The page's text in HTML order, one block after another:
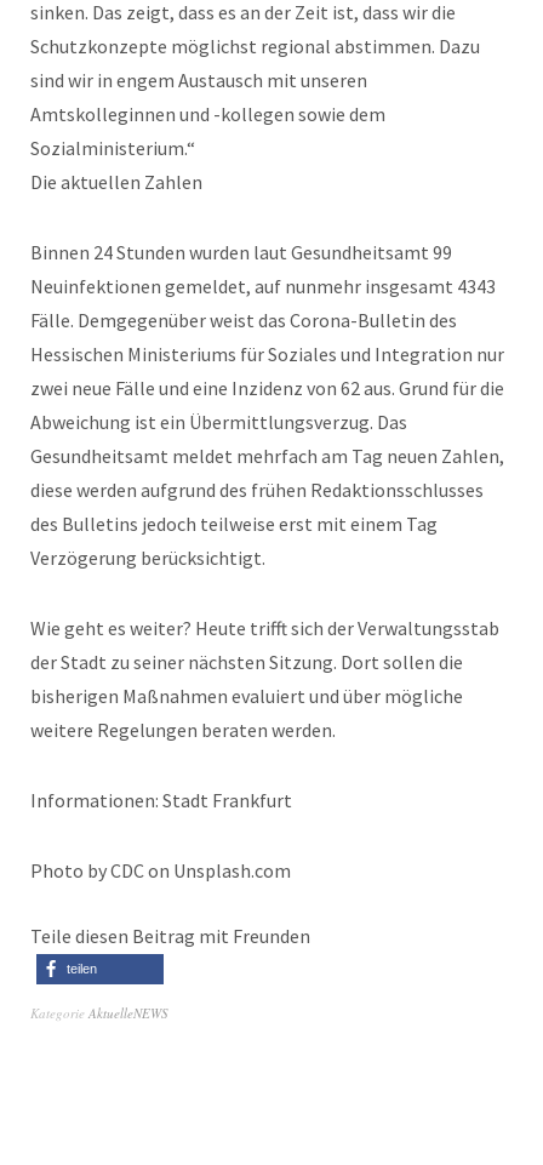
sinken. Das zeigt, dass es an der Zeit ist, dass wir die
Schutzkonzepte möglichst regional abstimmen. Dazu
sind wir in engem Austausch mit unseren
Amtskolleginnen und -kollegen sowie dem
Sozialministerium.“
Die aktuellen Zahlen
Binnen 24 Stunden wurden laut Gesundheitsamt 99
Neuinfektionen gemeldet, auf nunmehr insgesamt 4343
Fälle. Demgegenüber weist das Corona-Bulletin des
Hessischen Ministeriums für Soziales und Integration nur
zwei neue Fälle und eine Inzidenz von 62 aus. Grund für die
Abweichung ist ein Übermittlungsverzug. Das
Gesundheitsamt meldet mehrfach am Tag neuen Zahlen,
diese werden aufgrund des frühen Redaktionsschlusses
des Bulletins jedoch teilweise erst mit einem Tag
Verzögerung berücksichtigt.
Wie geht es weiter? Heute trifft sich der Verwaltungsstab
der Stadt zu seiner nächsten Sitzung. Dort sollen die
bisherigen Maßnahmen evaluiert und über mögliche
weitere Regelungen beraten werden.
Informationen: Stadt Frankfurt
Photo by CDC on Unsplash.com
Teile diesen Beitrag mit Freunden
teilen
Kategorie AktuelleNEWS